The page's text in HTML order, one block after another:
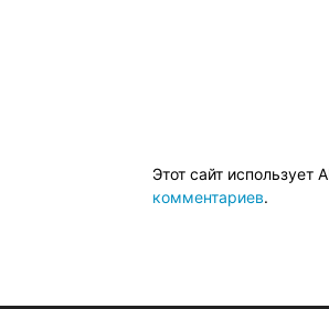
Этот сайт
комментариев.